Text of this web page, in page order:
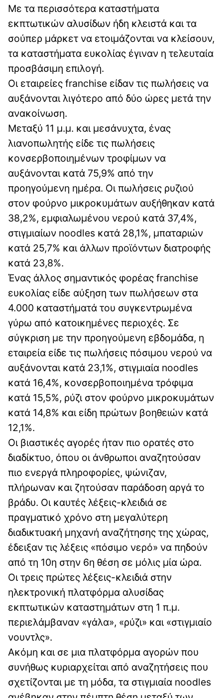
Με τα περισσότερα καταστήματα
εκπτωτικών αλυσίδων ήδη κλειστά και τα
σούπερ μάρκετ να ετοιμάζονται να κλείσουν,
τα καταστήματα ευκολίας έγιναν η τελευταία
προσβάσιμη επιλογή.
Οι εταιρείες franchise είδαν τις πωλήσεις να
αυξάνονται λιγότερο από δύο ώρες μετά την
ανακοίνωση.
Μεταξύ 11 μ.μ. και μεσάνυχτα, ένας
λιανοπωλητής είδε τις πωλήσεις
κονσερβοποιημένων τροφίμων να
αυξάνονται κατά 75,9% από την
προηγούμενη ημέρα. Οι πωλήσεις ρυζιού
στον φούρνο μικροκυμάτων αυξήθηκαν κατά
38,2%, εμφιαλωμένου νερού κατά 37,4%,
στιγμιαίων noodles κατά 28,1%, μπαταριών
κατά 25,7% και άλλων προϊόντων διατροφής
κατά 23,8%.
Ένας άλλος σημαντικός φορέας franchise
ευκολίας είδε αύξηση των πωλήσεων στα
4.000 καταστήματά του συγκεντρωμένα
γύρω από κατοικημένες περιοχές. Σε
σύγκριση με την προηγούμενη εβδομάδα, η
εταιρεία είδε τις πωλήσεις πόσιμου νερού να
αυξάνονται κατά 23,1%, στιγμιαία noodles
κατά 16,4%, κονσερβοποιημένα τρόφιμα
κατά 15,5%, ρύζι στον φούρνο μικροκυμάτων
κατά 14,8% και είδη πρώτων βοηθειών κατά
12,1%.
Οι βιαστικές αγορές ήταν πιο ορατές στο
διαδίκτυο, όπου οι άνθρωποι αναζητούσαν
πιο ενεργά πληροφορίες, ψώνιζαν,
πλήρωναν και ζητούσαν παράδοση αργά το
βράδυ. Οι καυτές λέξεις-κλειδιά σε
πραγματικό χρόνο στη μεγαλύτερη
διαδικτυακή μηχανή αναζήτησης της χώρας,
έδειξαν τις λέξεις «πόσιμο νερό» να πηδούν
από τη 10η στην 6η θέση σε μόλις μία ώρα.
Οι τρεις πρώτες λέξεις-κλειδιά στην
ηλεκτρονική πλατφόρμα αλυσίδας
εκπτωτικών καταστημάτων στη 1 π.μ.
περιελάμβαναν «γάλα», «ρύζι» και «στιγμιαίο
νουντλς».
Ακόμη και σε μια πλατφόρμα αγορών που
συνήθως κυριαρχείται από αναζητήσεις που
σχετίζονται με τη μόδα, τα στιγμιαία noodles